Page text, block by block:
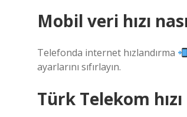
Mobil veri hızı
Telefonda internet hızlandırma
ayarlarını sıfırlayın.
Türk Telekom